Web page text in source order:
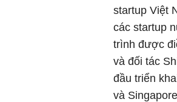
startup Việt
các startup
trình được
và đối tác
đầu triển
và